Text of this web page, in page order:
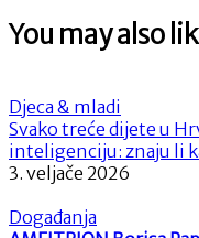
You may also
Djeca & mladi
Svako treće dijete u
inteligenciju: znaju li
3. veljače 2026
Događanja